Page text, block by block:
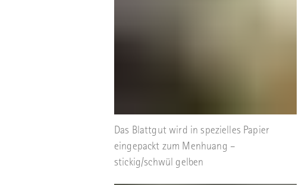
Das Blattgut wird in spezielles Papier
eingepackt zum Menhuang –
stickig/schwül gelben